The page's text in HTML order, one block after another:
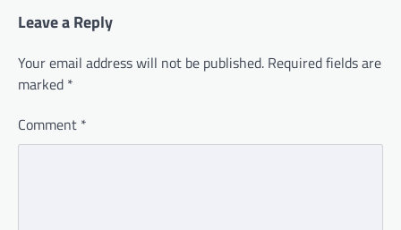
Leave a Reply
Your email address will not be published. Required fields are
marked *
Comment *